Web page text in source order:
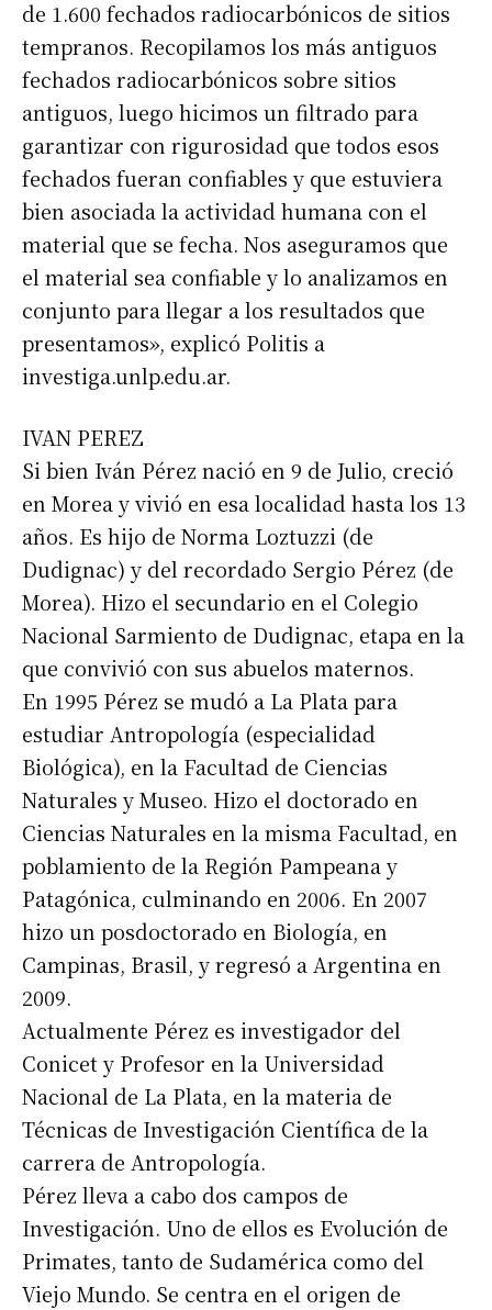
de 1.600 fechados radiocarbónicos de sitios
tempranos. Recopilamos los más antiguos
fechados radiocarbónicos sobre sitios
antiguos, luego hicimos un filtrado para
garantizar con rigurosidad que todos esos
fechados fueran confiables y que estuviera
bien asociada la actividad humana con el
material que se fecha. Nos aseguramos que
el material sea confiable y lo analizamos en
conjunto para llegar a los resultados que
presentamos», explicó Politis a
investiga.unlp.edu.ar.
IVAN PEREZ
Si bien Iván Pérez nació en 9 de Julio, creció
en Morea y vivió en esa localidad hasta los 13
años. Es hijo de Norma Loztuzzi (de
Dudignac) y del recordado Sergio Pérez (de
Morea). Hizo el secundario en el Colegio
Nacional Sarmiento de Dudignac, etapa en la
que convivió con sus abuelos maternos.
En 1995 Pérez se mudó a La Plata para
estudiar Antropología (especialidad
Biológica), en la Facultad de Ciencias
Naturales y Museo. Hizo el doctorado en
Ciencias Naturales en la misma Facultad, en
poblamiento de la Región Pampeana y
Patagónica, culminando en 2006. En 2007
hizo un posdoctorado en Biología, en
Campinas, Brasil, y regresó a Argentina en
2009.
Actualmente Pérez es investigador del
Conicet y Profesor en la Universidad
Nacional de La Plata, en la materia de
Técnicas de Investigación Científica de la
carrera de Antropología.
Pérez lleva a cabo dos campos de
Investigación. Uno de ellos es Evolución de
Primates, tanto de Sudamérica como del
Viejo Mundo. Se centra en el origen de